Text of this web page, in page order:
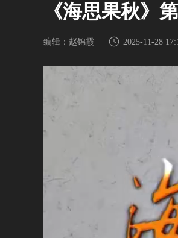
《海思果秋》
编辑：赵锦霞 2025-11-28